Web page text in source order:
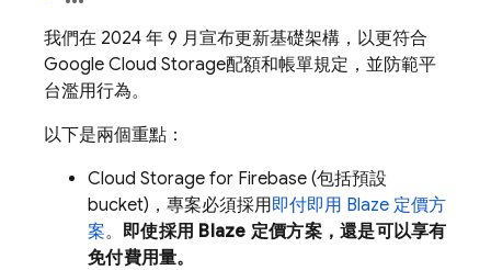
我們在 2024 年 9 月宣布更新基礎架構，以更符合
Google Cloud Storage配額和帳單規定，並防範平
台濫用行為。
以下是兩個重點：
Cloud Storage for Firebase (包括預設
bucket)，專案必須採用即付即用 Blaze 定價方
案。 即使採用 Blaze 定價方案，還是可以享有
免付費用量。